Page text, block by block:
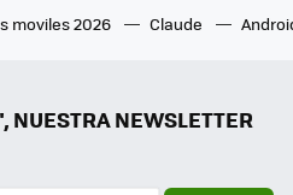
moviles 2026 Claude
NEWSLETTER